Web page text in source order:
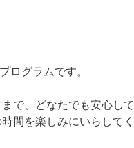
ログラムです。
で、どなたでも安心して
間を楽しみにいらしてく